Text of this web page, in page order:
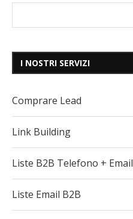
I NOSTRI SERVIZI
Comprare Lead
Link Building
Liste B2B Telefono + Email
Liste Email B2B